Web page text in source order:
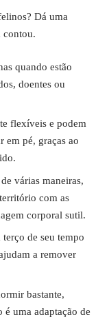
Dá uma
contou.
quando estão
doentes ou
flexíveis e podem
em pé, graças ao
várias maneiras,
com as
corporal sutil.
terço de seu tempo
a remover
bastante,
uma adaptação de